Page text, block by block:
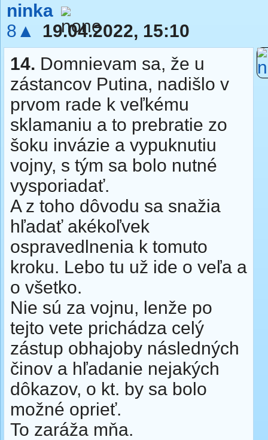
ninka
8▲
19.04.2022, 15:10
14. Domnievam sa, že u
zástancov Putina, nadišlo v
prvom rade k veľkému
sklamaniu a to prebratie zo
šoku invázie a vypuknutiu
vojny, s tým sa bolo nutné
vysporiadať.
A z toho dôvodu sa snažia
hľadať akékoľvek
ospravedlnenia k tomuto
kroku. Lebo tu už ide o veľa a
o všetko.
Nie sú za vojnu, lenže po
tejto vete prichádza celý
zástup obhajoby následných
činov a hľadanie nejakých
dôkazov, o kt. by sa bolo
možné oprieť.
To zaráža mňa.